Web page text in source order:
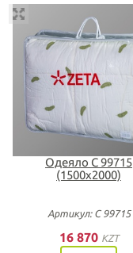
Одеяло С 99715
(1500х2000)
Артикул: С 99715
16 870 KZT